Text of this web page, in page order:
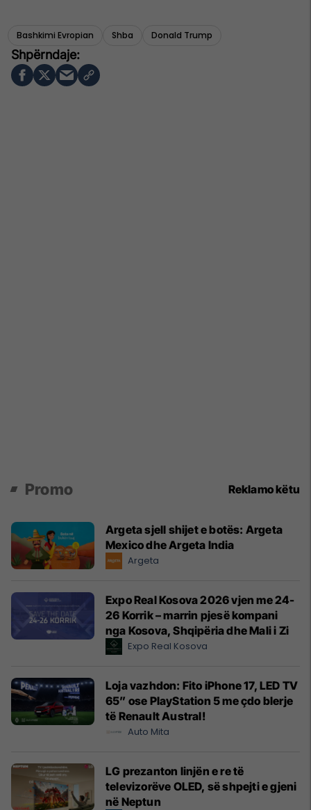
Bashkimi Evropian Shba Donald Trump
Promo Reklamo këtu
Argeta sjell shijet e botës: Argeta
Mexico dhe Argeta India
Argeta
Expo Real Kosova 2026 vjen me 24-
26 Korrik – marrin pjesë kompani
nga Kosova, Shqipëria dhe Mali i Zi
Expo Real Kosova
Loja vazhdon: Fito iPhone 17, LED TV
65” ose PlayStation 5 me çdo blerje
të Renault Austral!
Auto Mita
LG prezanton linjën e re të
televizorëve OLED, së shpejti e gjeni
në Neptun